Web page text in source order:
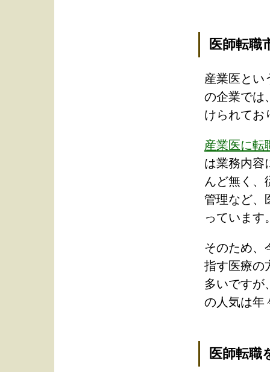
医師転職
産業医とい
の企業では
けられてお
産業医に転
は業務内容
んど無く、
管理など、
っています
そのため、
指す医療の
多いですが
の人気は年
医師転職